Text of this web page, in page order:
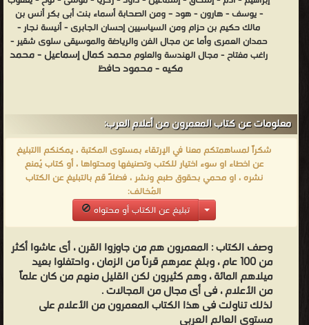
بمؤلفاته عن أعلام وشخصيات وتاريخ صعيد مصر، فمن مؤلفاته «نساء
من صعيد مصر» وفيه تناول سيرة أكثر من مئة شخصية نسائية بارزة من
صعيد مصر، و«أعلام قنا في القرن العشرين»، و«أعلام سوهاج.. رجال من
صعيد مصر»، وغيرها ❰ له مجموعة من الإنجازات والمؤلفات أبرزها ❞
أعلام قنا في القرن العشرين ❝ ❞ سلسلة أعلام التحطيب في صعيد مصر
❞ حكام عرب ماتوا زهو قبل الأربعين ❝ ❞ أسوان حضارة وجمال ❝ ❞
شهداء قنا بطولات وتضحيات ❝ ❞ نساء من صعيد مصر ❝ ❞ التحطيب
في صعيد مصر مدينة أسوان ❝ الناشرين : ❞ مؤسسة يسطرون للطباعة
والنشر والتوزيع ❝ ❞ دار المصرية السودانية الإماراتية للنشر والتوزيع ❝ ❱
من كتب الإعلام والصحافة - مكتبة الكتب والموسوعات العامة.
- يوسف - هارون - هود – ومن الصحابة أسماء بنت أبى بكر أنس بن
مالك حكيم بن حزام ومن السياسيين إحسان الجابرى - أنيسة نجار -
حمدان العمرى وأما عن مجال الفن والرياضة والموسيقى سلوى شقير -
راغب مفتاح - مجال الهندسة والعلوم محمد كمال إسماعيل - محمد
مكيه - محمود حافظ
معلومات عن كتاب المعمرون من أعلام العرب:
شكراً لمساهمتكم معنا في الإرتقاء بمستوى المكتبة ، يمكنكم االتبليغ
عن اخطاء او سوء اختيار للكتب وتصنيفها ومحتواها ، أو كتاب يُمنع
نشره ، او محمي بحقوق طبع ونشر ، فضلاً قم بالتبليغ عن الكتاب
المُخالف:
تبليغ عن الكتاب أو محتواه
وصف الكتاب :المعمرون هم من جاوزوا القرن ، أى عاشوا أكثر
من 100 عام ، وبلغ عمرهم قرناً من الزمان ، واحتفلوا بعيد
ميلاهم المائة ، وهم كثيرون لكن القليل منهم من كان علماً
من الأعلام ، فى أى مجال من المجالات .
لذلك تناولت فى هذا الكتاب المعمرون من الأعلام على
مستوى العالم العربى